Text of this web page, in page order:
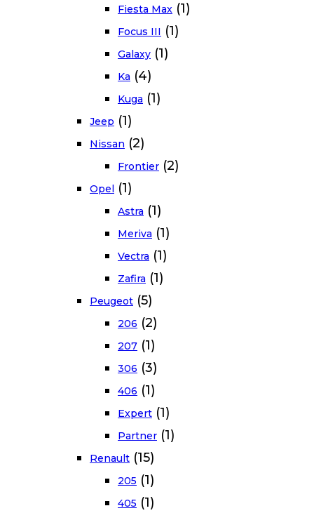
Fiesta Max (1)
Focus III (1)
Galaxy (1)
Ka (4)
Kuga (1)
Jeep (1)
Nissan (2)
Frontier (2)
Opel (1)
Astra (1)
Meriva (1)
Vectra (1)
Zafira (1)
Peugeot (5)
206 (2)
207 (1)
306 (3)
406 (1)
Expert (1)
Partner (1)
Renault (15)
205 (1)
405 (1)